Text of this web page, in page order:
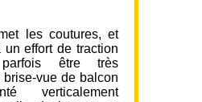
les coutures, et
effort de traction
être très
brise-vue de balcon
verticalement